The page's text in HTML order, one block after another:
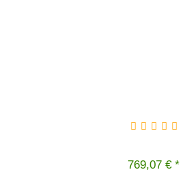
769,07 € *